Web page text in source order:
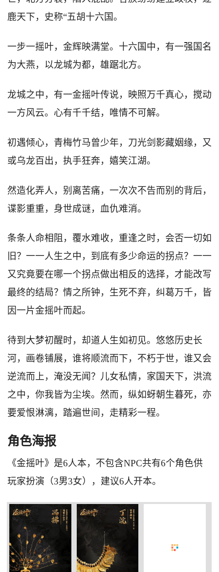
鹿天下，史称“五胡十六国。
一步一摇叶，金辉映满堂。十六国中，有一强国名
为大燕，以龙城为都，雄踞北方。
龙城之中，有一金摇叶传说，映照万千真心，搅动
一方风云。心有千千结，唯情不可解。
初遇倾心，青梅竹马曾少年，刀光剑影藏姻缘，又
或乌龙百出，执手狂奔，嬉笑江湖。
然造化弄人，别离苦痛，一次次不告而别的背后，
谍影重重，身世成谜，血仇难消。
条条人命相阻，覆水难收，重逢之时，会否一切如
旧？一一人生之中，到底有多少命运的拐点？一一
又究竟要在哪一个拐点做出相反的选择，才能改写
最终的结局？情之所钟，生死不弃，纠葛万千，皆
因一片金摇叶而起。
待到大梦初醒时，却道人生如初见。悠悠历史长
河，画卷铺展，谁将顺流而下，不朽于世，谁又会
逆流而上，淹没无闻？儿女私情，家国天下，洪流
之中，你我皆为尘埃。然而，纵如蚜朝生暮死，亦
要爱恨淋漓，踏遍世间，走精彩一程。
角色海报
《金摇叶》是6人本，不包含NPC共有6个角色供
玩家扮演（3男3女），建议6人开本。